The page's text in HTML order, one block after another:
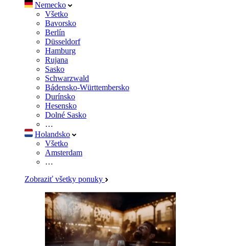
Nemecko
Všetko
Bavorsko
Berlín
Düsseldorf
Hamburg
Rujana
Sasko
Schwarzwald
Bádensko-Württembersko
Durínsko
Hesensko
Dolné Sasko
…
Holandsko
Všetko
Amsterdam
…
Zobraziť všetky ponuky